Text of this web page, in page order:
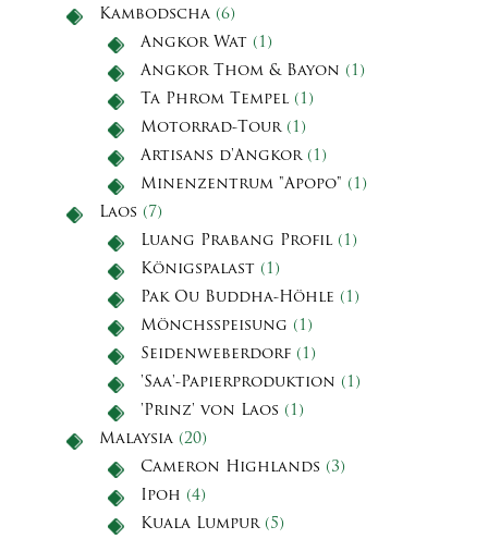
Kambodscha (6)
Angkor Wat (1)
Angkor Thom & Bayon (1)
Ta Phrom Tempel (1)
Motorrad-Tour(1)
Artisans d'Angkor(1)
Minenzentrum "Apopo" (1)
Laos (7)
Luang Prabang Profil (1)
Königspalast (1)
Pak Ou Buddha-Höhle (1)
Mönchsspeisung (1)
Seidenweberdorf (1)
'Saa'-Papierproduktion (1)
'Prinz' von Laos (1)
Malaysia (20)
Cameron Highlands (3)
Ipoh (4)
Kuala Lumpur(5)